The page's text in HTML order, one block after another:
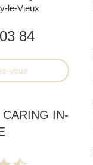
le-Vieux
84
vous
IN-